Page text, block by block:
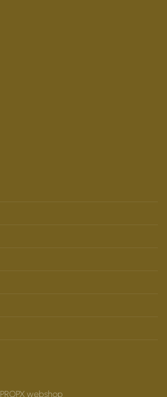
PROPX webshop